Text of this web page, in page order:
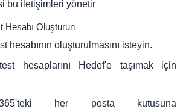
bu iletişimleri yönetir
Hesabı Oluşturun
hesabının oluşturulmasını isteyin.
hesaplarını Hedef'e taşımak için
her posta kutusuna